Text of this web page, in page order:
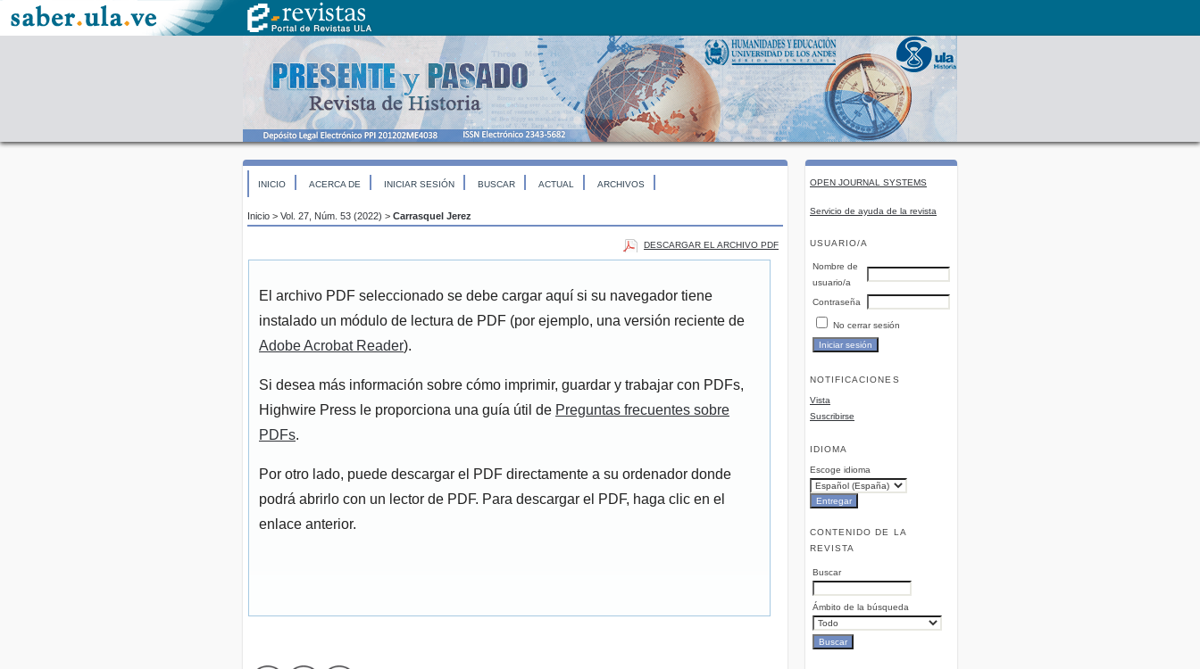
OPEN JOURNAL SYSTEMS
Servicio de ayuda de la revista
USUARIO/A
Nombre de
usuario/a
Contraseña
No cerrar sesión
NOTIFICACIONES
Vista
Suscribirse
IDIOMA
Escoge idioma
CONTENIDO DE LA
REVISTA
Buscar
Ámbito de la búsqueda
INICIO ACERCA DE INICIAR SESIÓN BUSCAR ACTUAL ARCHIVOS
Inicio > Vol. 27, Núm. 53 (2022) > Carrasquel Jerez
DESCARGAR EL ARCHIVO PDF
El archivo PDF seleccionado se debe cargar aquí si su navegador tiene
instalado un módulo de lectura de PDF (por ejemplo, una versión reciente de
Adobe Acrobat Reader).
Si desea más información sobre cómo imprimir, guardar y trabajar con PDFs,
Highwire Press le proporciona una guía útil de Preguntas frecuentes sobre
PDFs.
Por otro lado, puede descargar el PDF directamente a su ordenador donde
podrá abrirlo con un lector de PDF. Para descargar el PDF, haga clic en el
enlace anterior.